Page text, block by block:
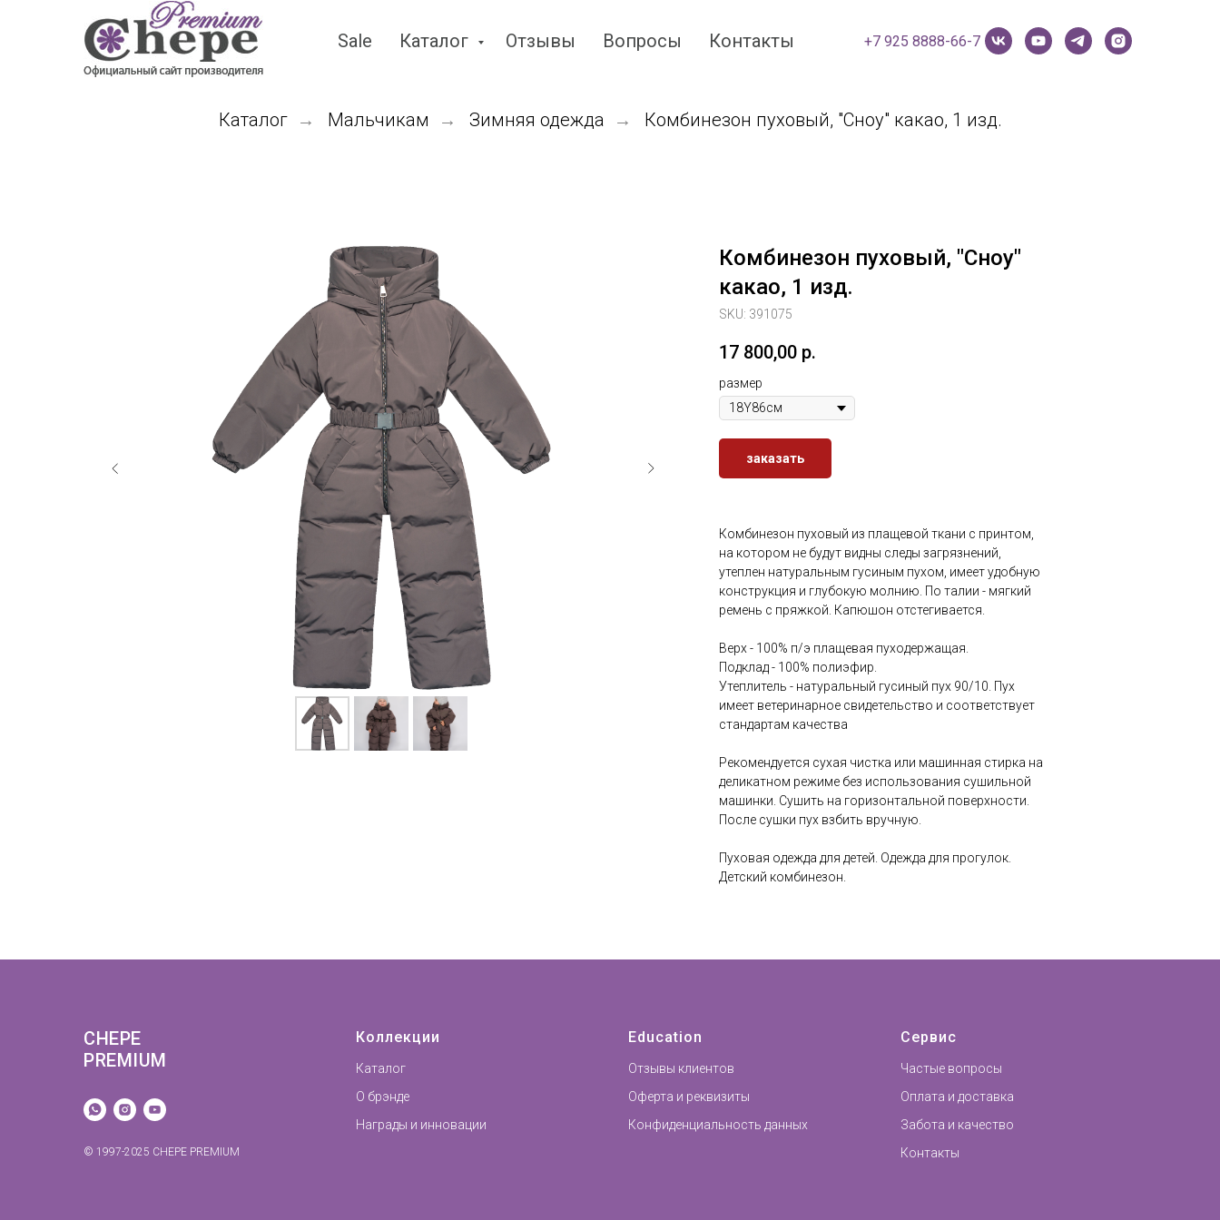
Sale Каталог Отзывы Вопросы Контакты +7 925 8888-66-7
Каталог → Мальчикам → Зимняя одежда → Комбинезон пуховый, "Сноу" какао, 1 изд.
Комбинезон пуховый, "Сноу"
какао, 1 изд.
SKU: 391075
17 800,00 р.
размер
заказать
Комбинезон пуховый из плащевой ткани с принтом,
на котором не будут видны следы загрязнений,
утеплен натуральным гусиным пухом, имеет удобную
конструкция и глубокую молнию. По талии - мягкий
ремень с пряжкой. Капюшон отстегивается.
Верх - 100% п/э плащевая пуходержащая.
Подклад - 100% полиэфир.
Утеплитель - натуральный гусиный пух 90/10. Пух
имеет ветеринарное свидетельство и соответствует
стандартам качества
Рекомендуется сухая чистка или машинная стирка на
деликатном режиме без использования сушильной
машинки. Сушить на горизонтальной поверхности.
После сушки пух взбить вручную.
Пуховая одежда для детей. Одежда для прогулок.
Детский комбинезон.
CHEPE
PREMIUM
© 1997-2025 CHEPE PREMIUM
Коллекции
Каталог
О брэнде
Награды и инновации
Education
Отзывы клиентов
Оферта и реквизиты
Конфиденциальность данных
Сервис
Частые вопросы
Оплата и доставка
Забота и качество
Контакты